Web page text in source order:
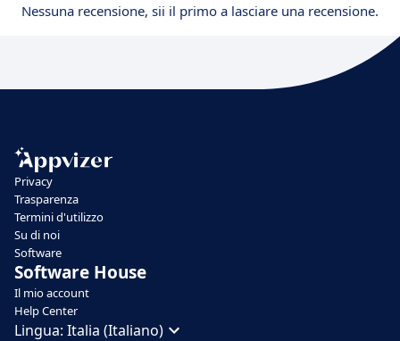
Nessuna recensione, sii il primo a lasciare una recensione.
Privacy
Trasparenza
Termini d'utilizzo
Su di noi
Software
Software House
Il mio account
Help Center
Lingua: Italia (Italiano)